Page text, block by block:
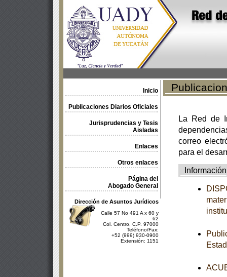
Inicio
Publicaciones Diarios Oficiales
Jurisprudencias y Tesis
Aisladas
Enlaces
Otros enlaces
Página del
Abogado General
Dirección de Asuntos Jurídicos
Calle 57 No 491 A x 60 y
62
Col. Centro, C.P. 97000
Teléfono/Fax:
+52 (999) 930-0900
Extensión: 1151
La Red de
correo
para el
Información